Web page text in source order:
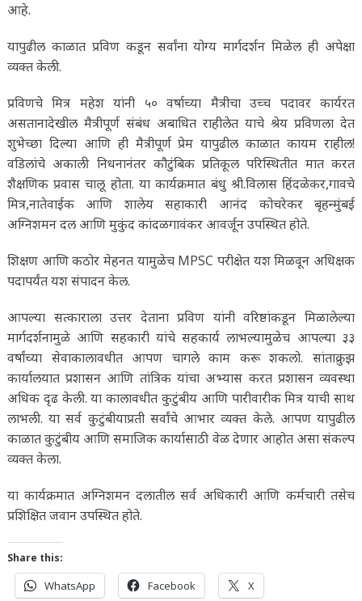
आहे.
यापुढील काळात प्रविण कडून सर्वांना योग्य मार्गदर्शन मिळेल ही अपेक्षा
व्यक्त केली.
प्रविणचे मित्र महेश यांनी ५० वर्षाच्या मैत्रीचा उच्च पदावर कार्यरत
असतानादेखील मैत्रीपूर्ण संबंध अबाधित राहीलेत याचे श्रेय प्रविणला देत
शुभेच्छा दिल्या आणि ही मैत्रीपूर्ण प्रेम यापुढील काळात कायम राहील!
वडिलांचे अकाली निधनानंतर कौटुंबिक प्रतिकूल परिस्थितीत मात करत
शैक्षणिक प्रवास चालू होता. या कार्यक्रमात बंधु श्री.विलास हिंदळेकर,गावचे
मित्र,नातेवाईक आणि शालेय सहाकारी आनंद कोचरेकर बृहन्मुंबई
अग्निशमन दल आणि मुकुंद कांदळगावंकर आवर्जून उपस्थित होते.
शिक्षण आणि कठोर मेहनत यामुळेच MPSC परीक्षेत यश मिळवून अधिक्षक
पदापर्यंत यश संपादन केल.
आपल्या सत्काराला उत्तर देताना प्रविण यांनी वरिष्ठांकडून मिळालेल्या
मार्गदर्शनामुळे आणि सहकारी यांचे सहकार्य लाभल्यामुळेच आपल्या ३३
वर्षांच्या सेवाकालावधीत आपण चागले काम करू शकलो. सांताक्रुझ
कार्यालयात प्रशासन आणि तांत्रिक यांचा अभ्यास करत प्रशासन व्यवस्था
अधिक दृढ केली. या कालावधीत कुटुंबीय आणि पारीवारीक मित्र याची साथ
लाभली. या सर्व कुटुंबीयाप्रती सर्वांचे आभार व्यक्त केले. आपण यापुढील
काळात कुटुंबीय आणि समाजिक कार्यासाठी वेळ देणार आहोत असा संकल्प
व्यक्त केला.
या कार्यक्रमात अग्निशमन दलातील सर्व अधिकारी आणि कर्मचारी तसेच
प्रशिक्षित जवान उपस्थित होते.
Share this:
WhatsApp Facebook X